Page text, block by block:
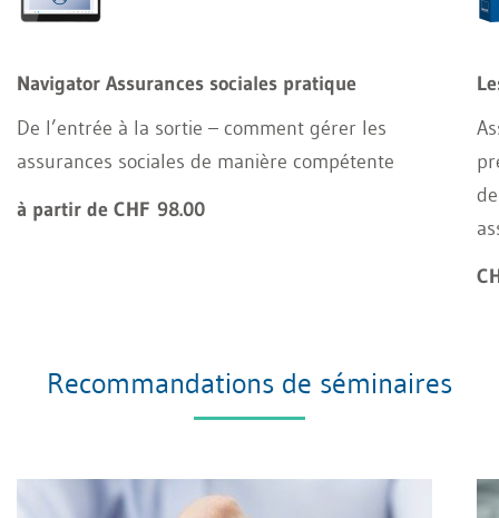
Navigator Assurances sociales pratique
De l’entrée à la sortie – comment gérer les
assurances sociales de manière compétente
à partir de CHF 98.00
Recommandations de séminaires